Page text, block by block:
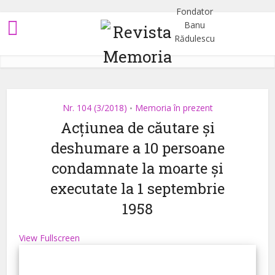
Nr. 104 (3/2018) • Memoria în prezent
Acțiunea de căutare și
deshumare a 10 persoane
condamnate la moarte și
executate la 1 septembrie
1958
View Fullscreen
Skip